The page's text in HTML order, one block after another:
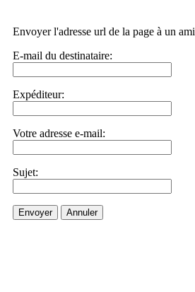
Envoyer l'adresse url de la page à un ami
E-mail du destinataire:
Expéditeur:
Votre adresse e-mail:
Sujet:
Envoyer Annuler